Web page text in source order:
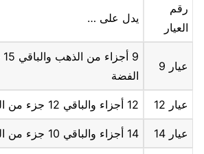
رقم
العيار
يدل على …
عيار 9
الفضة
عيار 12 12 أجزاء والباقي 12 جزء من النحاس أو الفضة
عيار 14 14 أجزاء والباقي 10 جزء من النحاس أو الفضة